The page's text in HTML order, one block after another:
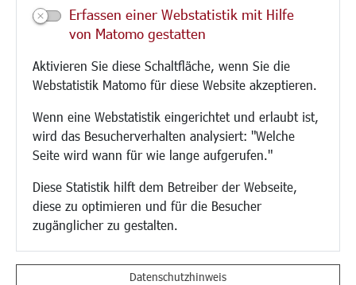
Erfassen einer Webstatistik mit Hilfe
von Matomo gestatten
Aktivieren Sie diese Schaltfläche, wenn Sie die
Webstatistik Matomo für diese Website akzeptieren.
Wenn eine Webstatistik eingerichtet und erlaubt ist,
wird das Besucherverhalten analysiert: "Welche
Seite wird wann für wie lange aufgerufen."
Diese Statistik hilft dem Betreiber der Webseite,
diese zu optimieren und für die Besucher
zugänglicher zu gestalten.
Datenschutzhinweis
Veranstaltungen
Neue Stadthalle Langen
Bäder
Musikschule
Stadtbücherei
Stadtarchiv
Museen
Hotels/Unterkünfte
Gastronomie
Kunstszene
Vereine und Institutionen